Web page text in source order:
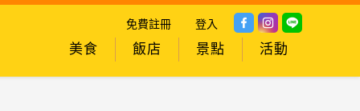
免費註冊 登入
美食 飯店 景點 活動